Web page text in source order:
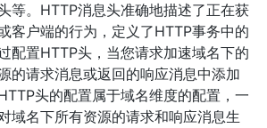
等。HTTP消息头准确地描述了正在获
客户端的行为，定义了HTTP事务中的
配置HTTP头，当您请求加速域名下的
的请求消息或返回的响应消息中添加
头的配置属于域名维度的配置，一
域名下所有资源的请求和响应消息生